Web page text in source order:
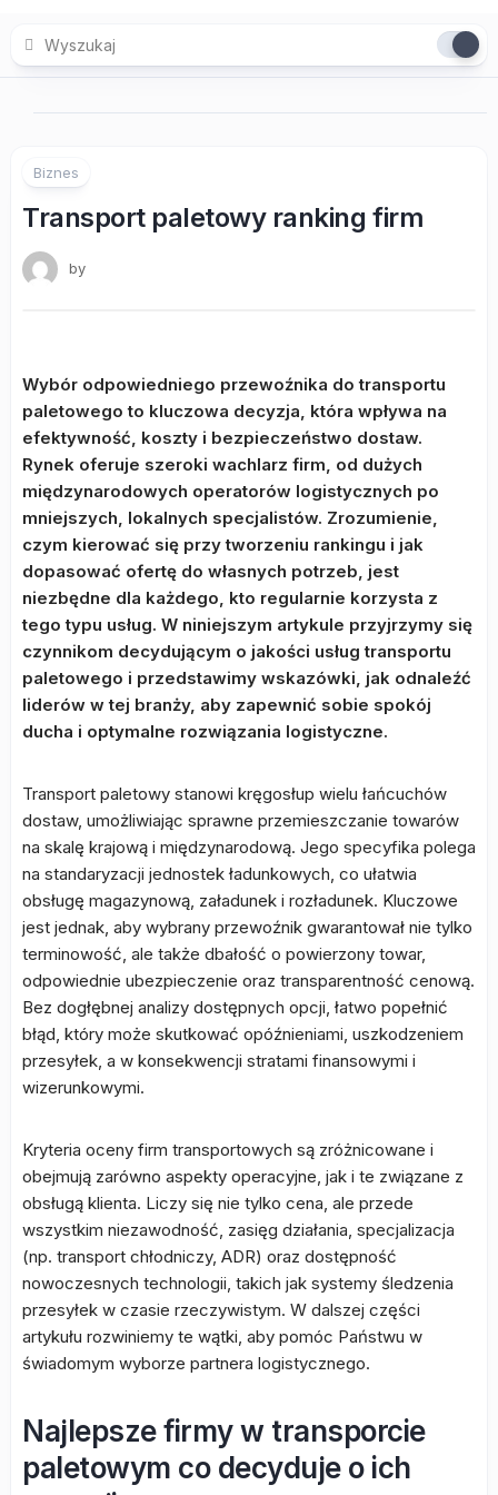
content
Biznes
Transport paletowy ranking firm
by
Wybór odpowiedniego przewoźnika do transportu
paletowego to kluczowa decyzja, która wpływa na
efektywność, koszty i bezpieczeństwo dostaw.
Rynek oferuje szeroki wachlarz firm, od dużych
międzynarodowych operatorów logistycznych po
mniejszych, lokalnych specjalistów. Zrozumienie,
czym kierować się przy tworzeniu rankingu i jak
dopasować ofertę do własnych potrzeb, jest
niezbędne dla każdego, kto regularnie korzysta z
tego typu usług. W niniejszym artykule przyjrzymy się
czynnikom decydującym o jakości usług transportu
paletowego i przedstawimy wskazówki, jak odnaleźć
liderów w tej branży, aby zapewnić sobie spokój
ducha i optymalne rozwiązania logistyczne.
Transport paletowy stanowi kręgosłup wielu łańcuchów
dostaw, umożliwiając sprawne przemieszczanie towarów
na skalę krajową i międzynarodową. Jego specyfika polega
na standaryzacji jednostek ładunkowych, co ułatwia
obsługę magazynową, załadunek i rozładunek. Kluczowe
jest jednak, aby wybrany przewoźnik gwarantował nie tylko
terminowość, ale także dbałość o powierzony towar,
odpowiednie ubezpieczenie oraz transparentność cenową.
Bez dogłębnej analizy dostępnych opcji, łatwo popełnić
błąd, który może skutkować opóźnieniami, uszkodzeniem
przesyłek, a w konsekwencji stratami finansowymi i
wizerunkowymi.
Kryteria oceny firm transportowych są zróżnicowane i
obejmują zarówno aspekty operacyjne, jak i te związane z
obsługą klienta. Liczy się nie tylko cena, ale przede
wszystkim niezawodność, zasięg działania, specjalizacja
(np. transport chłodniczy, ADR) oraz dostępność
nowoczesnych technologii, takich jak systemy śledzenia
przesyłek w czasie rzeczywistym. W dalszej części
artykułu rozwiniemy te wątki, aby pomóc Państwu w
świadomym wyborze partnera logistycznego.
Najlepsze firmy w transporcie
paletowym co decyduje o ich